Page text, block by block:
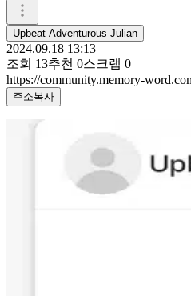
Upbeat Adventurous Julian
2024.09.18 13:13
조회 13추천 0스크랩 0
https://community.memory-
주소복사